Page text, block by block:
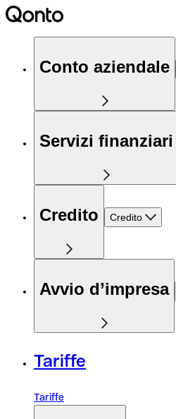
Conto aziendale
Servizi finanziari
Credito Credito
Avvio d’impresa
Tariffe
Tariffe